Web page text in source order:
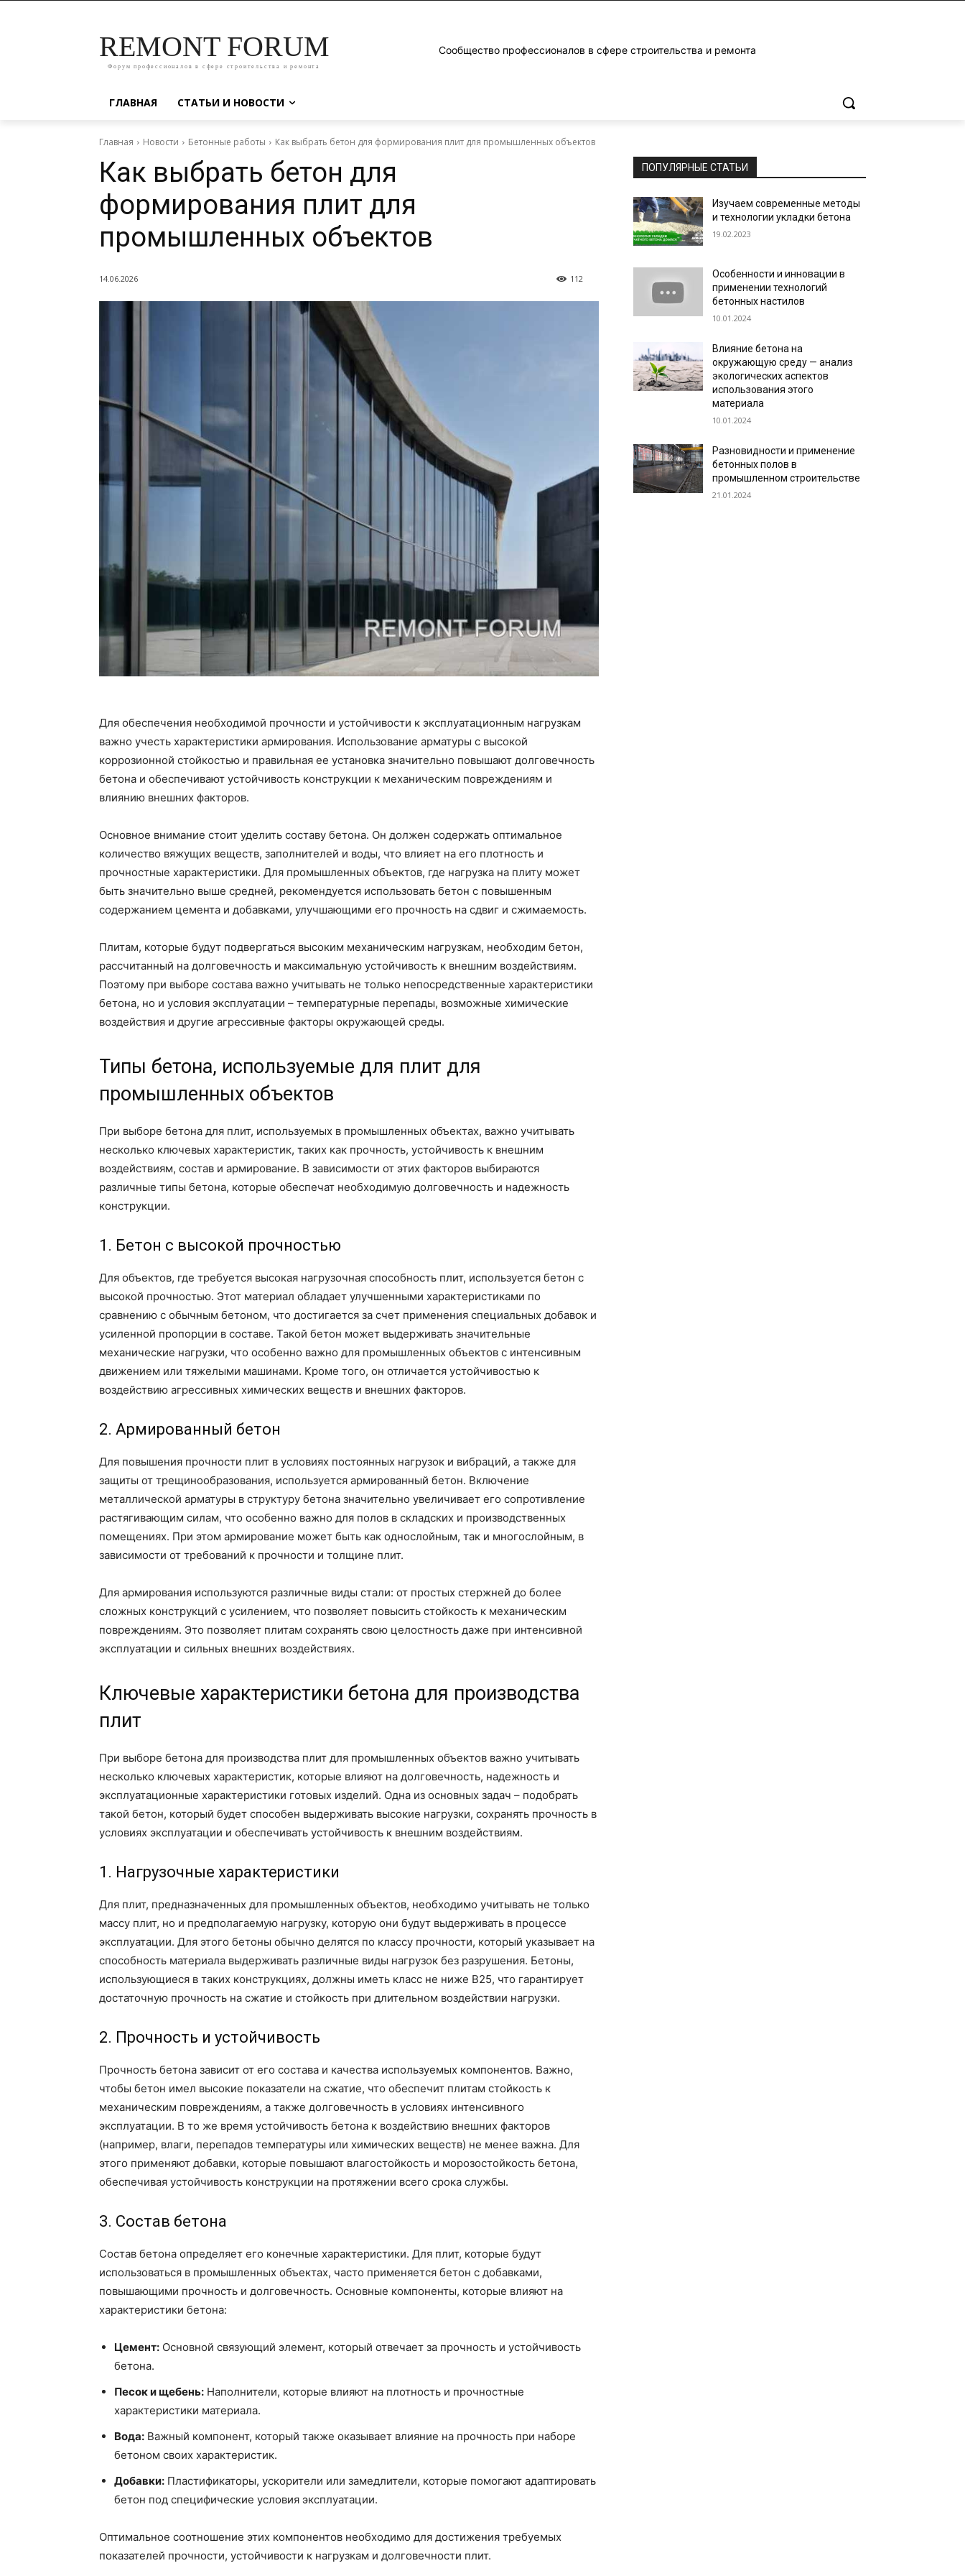
REMONT FORUM
Форум профессионалов в сфере строительства и ремонта
Сообщество профессионалов в сфере строительства и ремонта
ГЛАВНАЯ СТАТЬИ И НОВОСТИ
Главная Новости Бетонные работы Как выбрать бетон для формирования плит для промышленных объектов
Как выбрать бетон для
формирования плит для
промышленных объектов
14.06.2026 112
Для обеспечения необходимой прочности и устойчивости к эксплуатационным нагрузкам
важно учесть характеристики армирования. Использование арматуры с высокой
коррозионной стойкостью и правильная ее установка значительно повышают долговечность
бетона и обеспечивают устойчивость конструкции к механическим повреждениям и
влиянию внешних факторов.
Основное внимание стоит уделить составу бетона. Он должен содержать оптимальное
количество вяжущих веществ, заполнителей и воды, что влияет на его плотность и
прочностные характеристики. Для промышленных объектов, где нагрузка на плиту может
быть значительно выше средней, рекомендуется использовать бетон с повышенным
содержанием цемента и добавками, улучшающими его прочность на сдвиг и сжимаемость.
Плитам, которые будут подвергаться высоким механическим нагрузкам, необходим бетон,
рассчитанный на долговечность и максимальную устойчивость к внешним воздействиям.
Поэтому при выборе состава важно учитывать не только непосредственные характеристики
бетона, но и условия эксплуатации – температурные перепады, возможные химические
воздействия и другие агрессивные факторы окружающей среды.
Типы бетона, используемые для плит для
промышленных объектов
При выборе бетона для плит, используемых в промышленных объектах, важно учитывать
несколько ключевых характеристик, таких как прочность, устойчивость к внешним
воздействиям, состав и армирование. В зависимости от этих факторов выбираются
различные типы бетона, которые обеспечат необходимую долговечность и надежность
конструкции.
1. Бетон с высокой прочностью
Для объектов, где требуется высокая нагрузочная способность плит, используется бетон с
высокой прочностью. Этот материал обладает улучшенными характеристиками по
сравнению с обычным бетоном, что достигается за счет применения специальных добавок и
усиленной пропорции в составе. Такой бетон может выдерживать значительные
механические нагрузки, что особенно важно для промышленных объектов с интенсивным
движением или тяжелыми машинами. Кроме того, он отличается устойчивостью к
воздействию агрессивных химических веществ и внешних факторов.
2. Армированный бетон
Для повышения прочности плит в условиях постоянных нагрузок и вибраций, а также для
защиты от трещинообразования, используется армированный бетон. Включение
металлической арматуры в структуру бетона значительно увеличивает его сопротивление
растягивающим силам, что особенно важно для полов в складских и производственных
помещениях. При этом армирование может быть как однослойным, так и многослойным, в
зависимости от требований к прочности и толщине плит.
Для армирования используются различные виды стали: от простых стержней до более
сложных конструкций с усилением, что позволяет повысить стойкость к механическим
повреждениям. Это позволяет плитам сохранять свою целостность даже при интенсивной
эксплуатации и сильных внешних воздействиях.
Ключевые характеристики бетона для производства
плит
При выборе бетона для производства плит для промышленных объектов важно учитывать
несколько ключевых характеристик, которые влияют на долговечность, надежность и
эксплуатационные характеристики готовых изделий. Одна из основных задач – подобрать
такой бетон, который будет способен выдерживать высокие нагрузки, сохранять прочность в
условиях эксплуатации и обеспечивать устойчивость к внешним воздействиям.
1. Нагрузочные характеристики
Для плит, предназначенных для промышленных объектов, необходимо учитывать не только
массу плит, но и предполагаемую нагрузку, которую они будут выдерживать в процессе
эксплуатации. Для этого бетоны обычно делятся по классу прочности, который указывает на
способность материала выдерживать различные виды нагрузок без разрушения. Бетоны,
использующиеся в таких конструкциях, должны иметь класс не ниже В25, что гарантирует
достаточную прочность на сжатие и стойкость при длительном воздействии нагрузки.
2. Прочность и устойчивость
Прочность бетона зависит от его состава и качества используемых компонентов. Важно,
чтобы бетон имел высокие показатели на сжатие, что обеспечит плитам стойкость к
механическим повреждениям, а также долговечность в условиях интенсивного
эксплуатации. В то же время устойчивость бетона к воздействию внешних факторов
(например, влаги, перепадов температуры или химических веществ) не менее важна. Для
этого применяют добавки, которые повышают влагостойкость и морозостойкость бетона,
обеспечивая устойчивость конструкции на протяжении всего срока службы.
3. Состав бетона
Состав бетона определяет его конечные характеристики. Для плит, которые будут
использоваться в промышленных объектах, часто применяется бетон с добавками,
повышающими прочность и долговечность. Основные компоненты, которые влияют на
характеристики бетона:
Цемент: Основной связующий элемент, который отвечает за прочность и устойчивость
бетона.
Песок и щебень: Наполнители, которые влияют на плотность и прочностные
характеристики материала.
Вода: Важный компонент, который также оказывает влияние на прочность при наборе
бетоном своих характеристик.
Добавки: Пластификаторы, ускорители или замедлители, которые помогают адаптировать
бетон под специфические условия эксплуатации.
Оптимальное соотношение этих компонентов необходимо для достижения требуемых
показателей прочности, устойчивости к нагрузкам и долговечности плит.
ПОПУЛЯРНЫЕ СТАТЬИ
Изучаем современные методы
и технологии укладки бетона
19.02.2023
Особенности и инновации в
применении технологий
бетонных настилов
10.01.2024
Влияние бетона на
окружающую среду — анализ
экологических аспектов
использования этого
материала
10.01.2024
Разновидности и применение
бетонных полов в
промышленном строительстве
21.01.2024